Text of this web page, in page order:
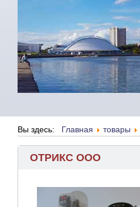
Вы здесь: Главная товары
ОТРИКС ООО